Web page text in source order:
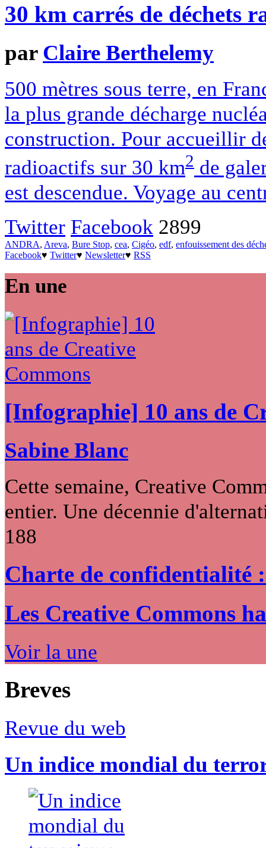
30 km carrés de déchets
par Claire Berthelemy
500 mètres sous terre, en
la plus grande décharge
construction. Pour accueillir
radioactifs sur 30 km2 de
est descendue. Voyage au
Twitter Facebook 2899
ANDRA, Areva, Bure Stop, cea, Cigéo, edf, enfouissement des
Facebook♥ Twitter♥ Newsletter♥ RSS
En une
[Infographie] 10 ans de
Sabine Blanc
Cette semaine, Creative
entier. Une décennie
188
Charte de confidentialité
Les Creative Commons
Voir la une
Breves
Revue du web
Un indice mondial du